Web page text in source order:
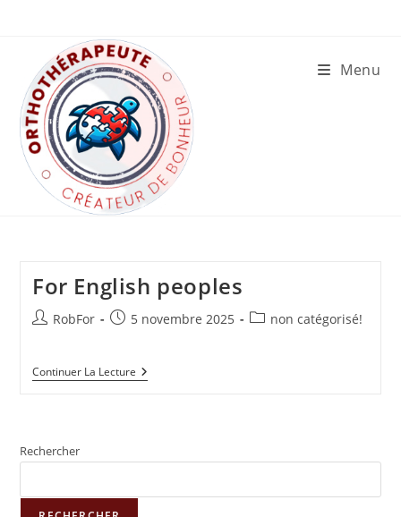
Menu
For English peoples
Auteur/autrice
publication :
RobFor
Publication
5 novembre 2025
Postnon catégorisé!
Continuer La LectureFor
English
Rechercher